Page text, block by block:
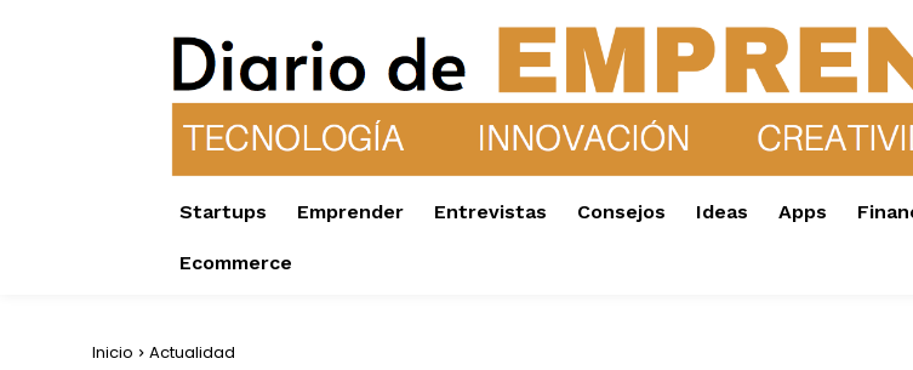
Startups Emprender Entrevistas Consejos Ideas Apps
Ecommerce
Inicio Actualidad